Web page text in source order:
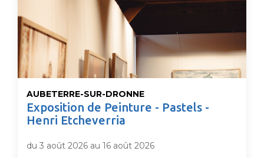
AUBETERRE-SUR-DRONNE
Exposition de Peinture - Pastels -
Henri Etcheverria
du 3 août 2026 au 16 août 2026